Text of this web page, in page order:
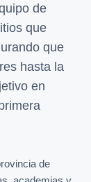
de
que
que
hasta la
en
de